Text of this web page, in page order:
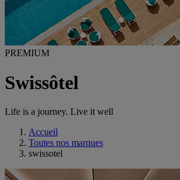
PREMIUM
Swissôtel
Life is a journey. Live it well
Accueil
Toutes nos marques
swissotel